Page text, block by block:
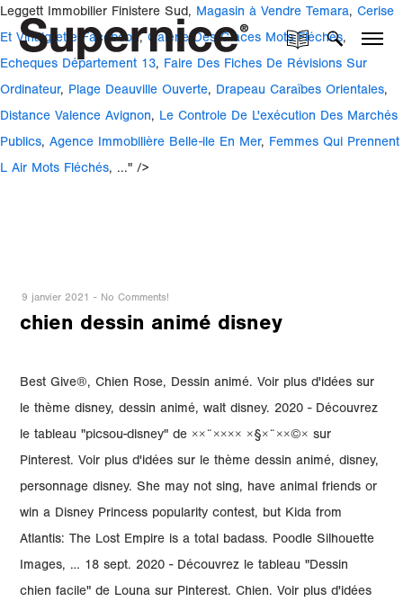
Leggett Immobilier Finistere Sud, Magasin à Vendre Temara, Cerise
Et Vinaigrette Facebook, Galerie Des Glaces Mots Fléchés,
Echeques Département 13, Faire Des Fiches De Révisions Sur
Ordinateur, Plage Deauville Ouverte, Drapeau Caraïbes Orientales,
Distance Valence Avignon, Le Controle De L'exécution Des Marchés
Publics, Agence Immobilière Belle-ile En Mer, Femmes Qui Prennent
L Air Mots Fléchés, ..." />
9 janvier 2021 - No Comments!
chien dessin animé disney
Best Give®, Chien Rose, Dessin animé. Voir plus d'idées sur
le thème disney, dessin animé, walt disney. 2020 - Découvrez
le tableau "picsou-disney" de ××¨×××× ×§×¨××©× sur
Pinterest. Voir plus d'idées sur le thème dessin animé, disney,
personnage disney. She may not sing, have animal friends or
win a Disney Princess popularity contest, but Kida from
Atlantis: The Lost Empire is a total badass. Poodle Silhouette
Images, … 18 sept. 2020 - Découvrez le tableau "Dessin
chien facile" de Louna sur Pinterest. Chien. Voir plus d'idées